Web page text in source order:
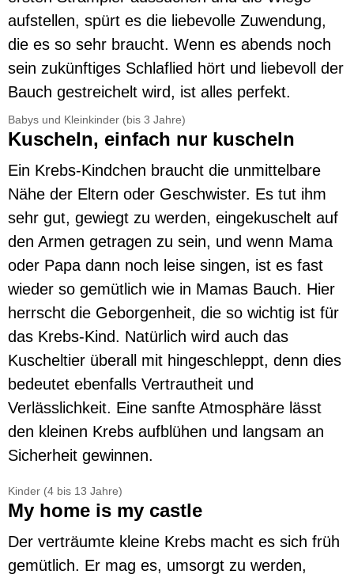
aufstellen, spürt es die liebevolle Zuwendung,
die es so sehr braucht. Wenn es abends noch
sein zukünftiges Schlaflied hört und liebevoll der
Bauch gestreichelt wird, ist alles perfekt.
Babys und Kleinkinder (bis 3 Jahre)
Kuscheln, einfach nur kuscheln
Ein Krebs-Kindchen braucht die unmittelbare
Nähe der Eltern oder Geschwister. Es tut ihm
sehr gut, gewiegt zu werden, eingekuschelt auf
den Armen getragen zu sein, und wenn Mama
oder Papa dann noch leise singen, ist es fast
wieder so gemütlich wie in Mamas Bauch. Hier
herrscht die Geborgenheit, die so wichtig ist für
das Krebs-Kind. Natürlich wird auch das
Kuscheltier überall mit hingeschleppt, denn dies
bedeutet ebenfalls Vertrautheit und
Verlässlichkeit. Eine sanfte Atmosphäre lässt
den kleinen Krebs aufblühen und langsam an
Sicherheit gewinnen.
Kinder (4 bis 13 Jahre)
My home is my castle
Der verträumte kleine Krebs macht es sich früh
gemütlich. Er mag es, umsorgt zu werden,